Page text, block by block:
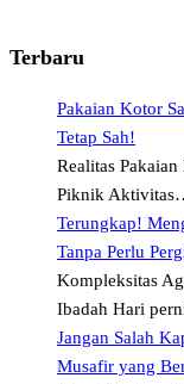
Terbaru
Pakaian Kotor
Tetap Sah!
Realitas
Piknik
Terungkap!
Tanpa Perlu
Kompleksitas
Ibadah Hari
Jangan Salah
Musafir yang